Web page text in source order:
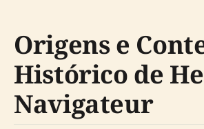
Origens e
Histórico de
Navigateur